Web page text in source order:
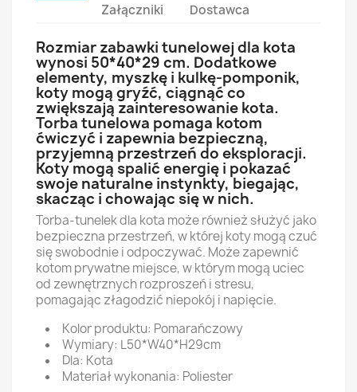
Załączniki
Dostawca
Rozmiar zabawki tunelowej dla kota
wynosi 50*40*29 cm. Dodatkowe
elementy, myszkę i kulkę-pomponik,
koty mogą gryźć, ciągnąć co
zwiększają zainteresowanie kota.
Torba tunelowa pomaga kotom
ćwiczyć i zapewnia bezpieczną,
przyjemną przestrzeń do eksploracji.
Koty mogą spalić energię i pokazać
swoje naturalne instynkty, biegając,
skacząc i chowając się w nich.
Torba-tunelek dla kota może również służyć jako
bezpieczna przestrzeń, w której koty mogą czuć
się swobodnie i odpoczywać. Może zapewnić
kotom prywatne miejsce, w którym mogą uciec
od zewnętrznych rozproszeń i stresu,
pomagając złagodzić niepokój i napięcie.
Kolor produktu: Pomarańczowy
Wymiary: L50*W40*H29cm
Dla: Kota
Materiał wykonania: Poliester